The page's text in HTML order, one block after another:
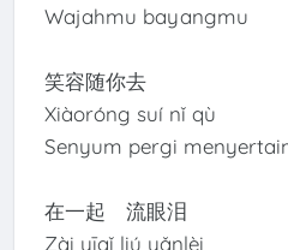
Wajahmu bayangmu
笑容随你去
Xiàoróng suí nǐ qù
Senyum pergi
在一起 流眼泪
Zài yīqǐ liú yǎnlèi